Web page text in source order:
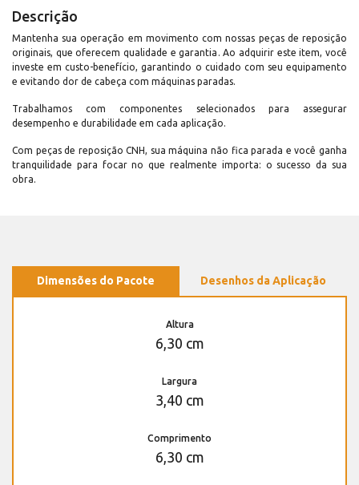
Descrição
Mantenha sua operação em movimento com nossas peças de reposição
originais, que oferecem qualidade e garantia. Ao adquirir este item, você
investe em custo-benefício, garantindo o cuidado com seu equipamento
e evitando dor de cabeça com máquinas paradas.
Trabalhamos com componentes selecionados para assegurar
desempenho e durabilidade em cada aplicação.
Com peças de reposição CNH, sua máquina não fica parada e você ganha
tranquilidade para focar no que realmente importa: o sucesso da sua
obra.
Dimensões do Pacote Desenhos da Aplicação
Altura
6,30 cm
Largura
3,40 cm
Comprimento
6,30 cm